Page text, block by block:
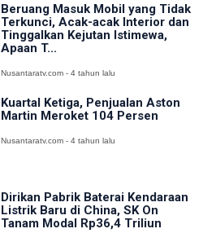
Beruang Masuk Mobil yang Tidak
Terkunci, Acak-acak Interior dan
Tinggalkan Kejutan Istimewa,
Apaan T...
Nusantaratv.com - 4 tahun lalu
Kuartal Ketiga, Penjualan Aston
Martin Meroket 104 Persen
Nusantaratv.com - 4 tahun lalu
Dirikan Pabrik Baterai Kendaraan
Listrik Baru di China, SK On
Tanam Modal Rp36,4 Triliun